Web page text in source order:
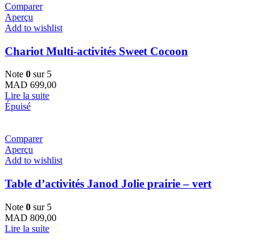
Comparer
Aperçu
Add to wishlist
Chariot Multi-activités Sweet Cocoon
Note 0 sur 5
MAD 699,00
Lire la suite
Épuisé
Comparer
Aperçu
Add to wishlist
Table d’activités Janod Jolie prairie – vert
Note 0 sur 5
MAD 809,00
Lire la suite